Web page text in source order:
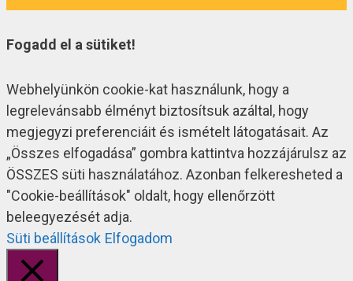
Fogadd el a sütiket!
Webhelyünkön cookie-kat használunk, hogy a
legrelevánsabb élményt biztosítsuk azáltal, hogy
megjegyzi preferenciáit és ismételt látogatásait. Az
„Összes elfogadása” gombra kattintva hozzájárulsz az
ÖSSZES süti használatához. Azonban felkeresheted a
"Cookie-beállítások" oldalt, hogy ellenőrzött
beleegyezését adja.
Süti beállítások Elfogadom